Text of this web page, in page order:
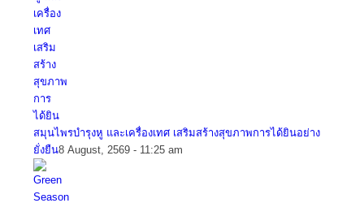
สมุนไพรบำรุงหู และเครื่องเทศ เสริมสร้างสุขภาพการได้ยินอย่าง
ยั่งยืน8 August, 2569 - 11:25 am